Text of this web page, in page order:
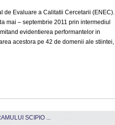
de Evaluare a Calitatii Cercetarii (ENEC).
mai – septembrie 2011 prin intermediul
evidentierea performantelor in
acestora pe 42 de domenii ale stiintei,
SCIPIO ...